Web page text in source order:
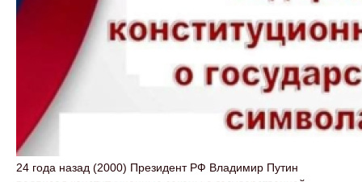
24 года назад (2000) Президент РФ Владимир Путин